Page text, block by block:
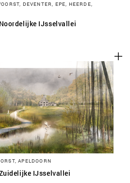
DEVENTER, EPE, HEERDE,
IJsselvallei
APELDOORN
IJsselvallei